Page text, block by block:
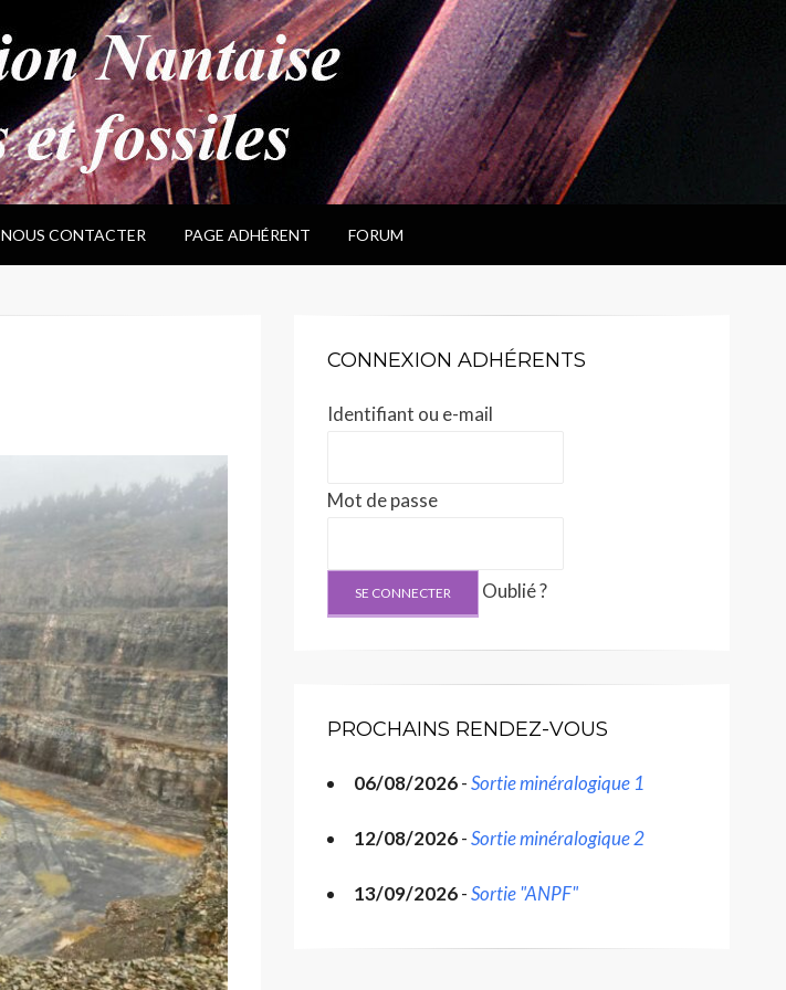
NOUS CONTACTER PAGE ADHÉRENT FORUM
CONNEXION ADHÉRENTS
Identifiant ou e-mail
Mot de passe
Oublié ?
PROCHAINS RENDEZ-VOUS
06/08/2026-Sortie minéralogique 1
12/08/2026-Sortie minéralogique 2
13/09/2026-Sortie "ANPF"